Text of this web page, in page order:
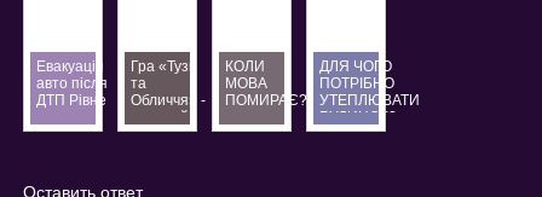
Евакуація
авто після
ДТП Рівне
терміновий
Гра «Тузи
та
Обличчя» -
окремий
вид
КОЛИ
МОВА
ПОМИРАЄ?
ДЛЯ ЧОГО
ПОТРІБНО
УТЕПЛЮВАТИ
БУДИНОК?
Оставить ответ